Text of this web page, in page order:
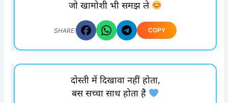
जो खामोशी भी समझ ले
SHARE: COPY
दोस्ती में दिखावा नहीं होता,
बस सच्चा साथ होता है